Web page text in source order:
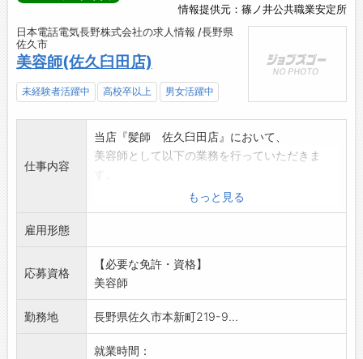
情報提供元：篠ノ井公共職業安定所
日本電話電気長野株式会社の求人情報 /長野県
佐久市
美容師(佐久臼田店)
未経験者活躍中 高校卒以上 男女活躍中
仕事内容
当店『髪師 佐久臼田店』において、
美容師として以下の業務を行っていただきま
◆カット専門店『髪師』での美容師全般業務を
していただきます。
応募下さい。
【変更範囲:なし】
もっと見る
雇用形態
応募資格
【必要な免許・資格】
美容師
勤務地 長野県佐久市本新町219-9...
就業時間：